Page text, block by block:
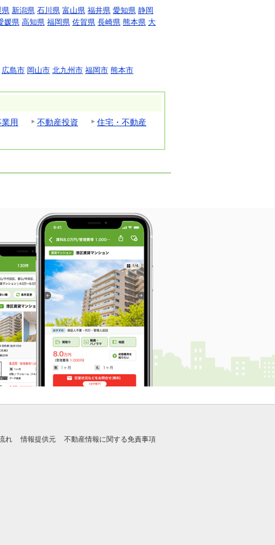
県 新潟県 石川県 富山県 福井県 愛知県 静岡
媛県 高知県 福岡県 佐賀県 長崎県 熊本県 大
広島市 岡山市 北九州市 福岡市 熊本市
用 不動産投資
住宅・不動産
れ 情報提供元 不動産情報に関する免責事項